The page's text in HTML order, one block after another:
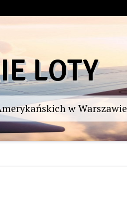
LOTY
w Warszawie